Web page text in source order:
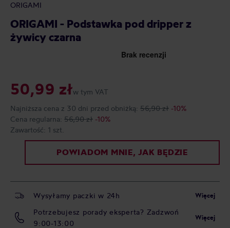
ORIGAMI
ORIGAMI - Podstawka pod dripper z
żywicy czarna
50,99 złw tym VAT
Najniższa cena z 30 dni przed obniżką: 56,90 zł -10%
Cena regularna: 56,90 zł -10%
Zawartość: 1 szt.
POWIADOM MNIE, JAK BĘDZIE
Wysyłamy paczki w 24h Więcej
Potrzebujesz porady eksperta? Zadzwoń
9:00-13:00
Więcej